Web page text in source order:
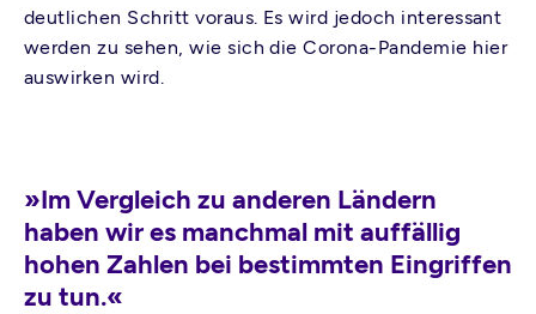
deutlichen Schritt voraus. Es wird jedoch interessant
werden zu sehen, wie sich die Corona-Pandemie hier
auswirken wird.
»Im Vergleich zu anderen Ländern
haben wir es manchmal mit auffällig
hohen Zahlen bei bestimmten Eingriffen
zu tun.«